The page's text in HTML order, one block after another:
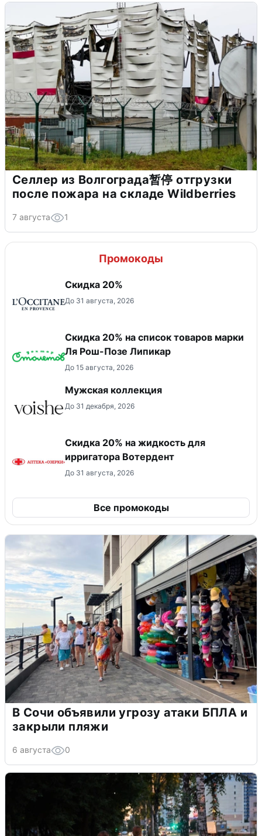
Селлер из Волгограда暂停 отгрузки
после пожара на складе Wildberries
7 августа 1
Промокоды
Скидка 20%
До 31 августа, 2026
Скидка 20% на список товаров марки
Ля Рош-Позе Липикар
До 15 августа, 2026
Мужская коллекция
До 31 декабря, 2026
Скидка 20% на жидкость для
ирригатора Вотердент
До 31 августа, 2026
Все промокоды
В Сочи объявили угрозу атаки БПЛА и
закрыли пляжи
6 августа 0